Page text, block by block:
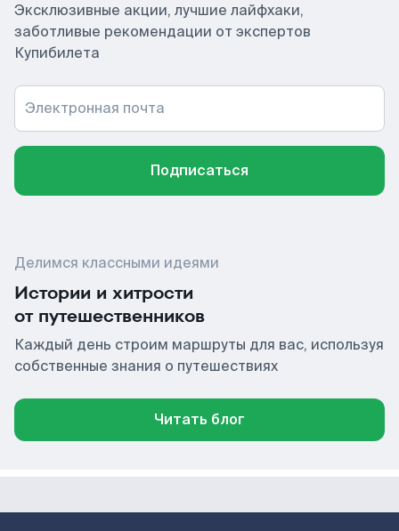
Эксклюзивные акции, лучшие лайфхаки,
заботливые рекомендации от экспертов
Купибилета
Электронная почта
Подписаться
Делимся классными идеями
Истории и хитрости
от путешественников
Каждый день строим маршруты для вас, используя
собственные знания о путешествиях
Читать блог